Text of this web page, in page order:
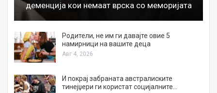
деменција кои немаат врска со меморијата
Родители, не им ги давајте овие 5
намирници на вашите деца
Авг 4, 2026
И покрај забраната австралиските
тинејџери ги користат социјалните…